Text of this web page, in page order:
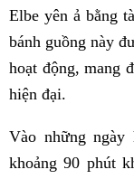
Elbe yên ả bằng
bánh guồng này
hoạt động, mang
hiện đại.
Vào những ngày
khoảng 90 phút